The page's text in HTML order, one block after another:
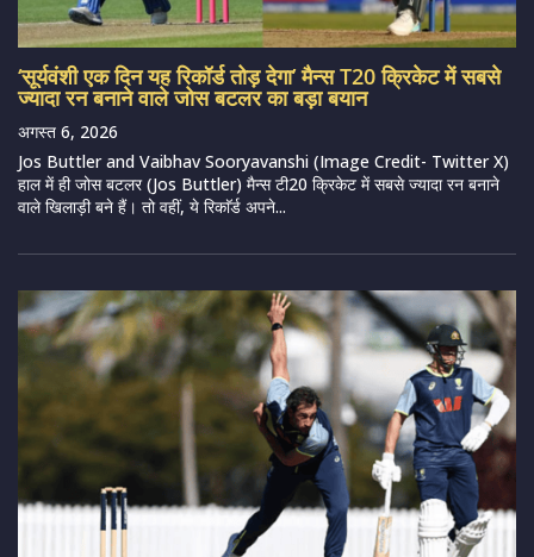
‘सूर्यवंशी एक दिन यह रिकॉर्ड तोड़ देगा’ मैन्स T20 क्रिकेट में सबसे
ज्यादा रन बनाने वाले जोस बटलर का बड़ा बयान
अगस्त 6, 2026
Jos Buttler and Vaibhav Sooryavanshi (Image Credit- Twitter X)
हाल में ही जोस बटलर (Jos Buttler) मैन्स टी20 क्रिकेट में सबसे ज्यादा रन बनाने
वाले खिलाड़ी बने हैं। तो वहीं, ये रिकाॅर्ड अपने...